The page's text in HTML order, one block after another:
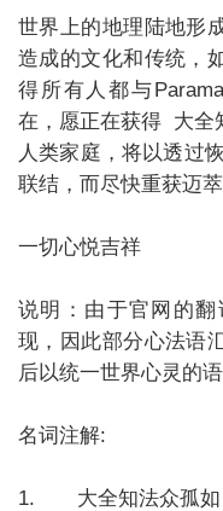
世界上的地理陆地形
造成的文化和传统，
得所有人都与
在，愿正在获得 大全
人类家庭，将以透过
联结，而尽快重获迈萃
一切心悦吉祥
说明：由于官网的
现，因此部分心法语
后以统一世界心灵的
名词注解:
1. 大全知法众孤如 –